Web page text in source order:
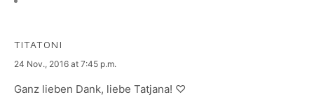
TITATONI
says:
24 Nov., 2016 at 7:45 p.m.
Ganz lieben Dank, liebe Tatjana! ♡